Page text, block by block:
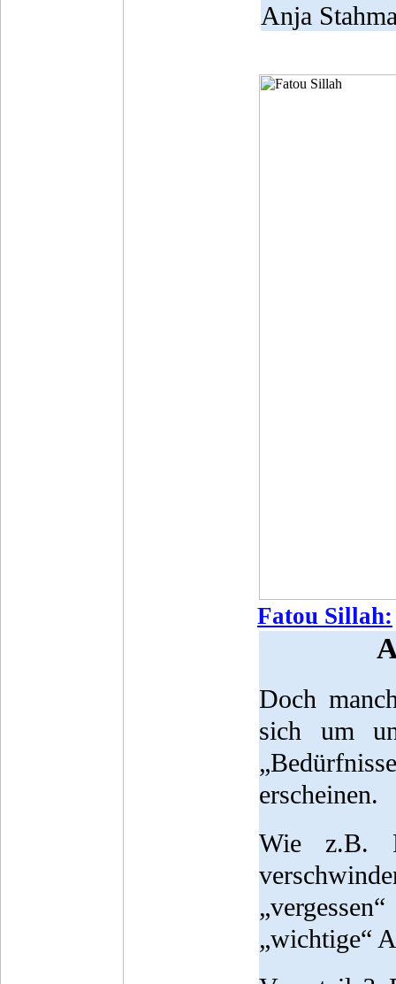
Anja
Fatou Sillah:
Doch
sich um
erscheinen.
Wie z.B.
„wichtige“